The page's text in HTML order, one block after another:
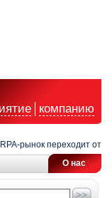
компанию
рынок переходит от
О нас